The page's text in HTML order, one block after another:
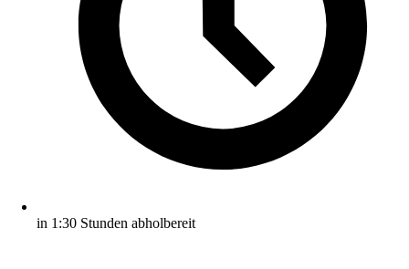
in 1:30 Stunden abholbereit